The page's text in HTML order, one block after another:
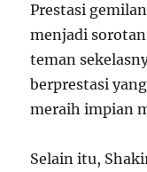
Prestasi
menjadi
teman
berprestasi
meraih impian
Selain itu,